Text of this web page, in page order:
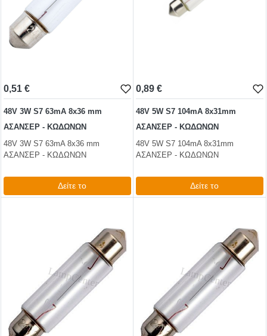
0,51 €
48V 3W S7 63mA 8x36 mm
ΑΣΑΝΣΕΡ - ΚΩΔΩΝΩΝ
48V 3W S7 63mA 8x36 mm
ΑΣΑΝΣΕΡ - ΚΩΔΩΝΩΝ
Δείτε το
0,89 €
48V 5W S7 104mA 8x31mm
ΑΣΑΝΣΕΡ - ΚΩΔΩΝΩΝ
48V 5W S7 104mA 8x31mm
ΑΣΑΝΣΕΡ - ΚΩΔΩΝΩΝ
Δείτε το